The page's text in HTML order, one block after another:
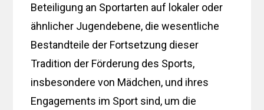
Beteiligung an Sportarten auf lokaler oder
ähnlicher Jugendebene, die wesentliche
Bestandteile der Fortsetzung dieser
Tradition der Förderung des Sports,
insbesondere von Mädchen, und ihres
Engagements im Sport sind, um die